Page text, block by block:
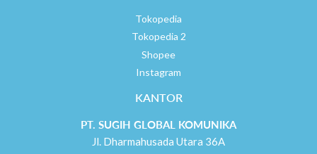
Tokopedia
Tokopedia 2
Shopee
Instagram
KANTOR
PT. SUGIH GLOBAL KOMUNIKA
Jl. Dharmahusada Utara 36A